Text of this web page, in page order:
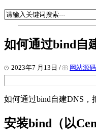
如何通过bind自
2023年7 月13日 / 网站源码
如何通过bind自建DNS，
安装bind（以